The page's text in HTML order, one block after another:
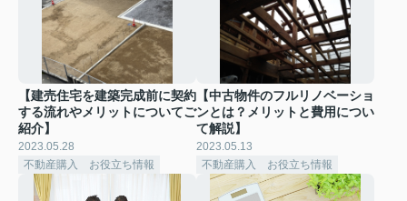
【建売住宅を建築完成前に契約
する流れやメリットについてご
紹介】
2023.05.28
不動産購入 お役立ち情報
【中古物件のフルリノベーショ
ンとは？メリットと費用につい
て解説】
2023.05.13
不動産購入 お役立ち情報